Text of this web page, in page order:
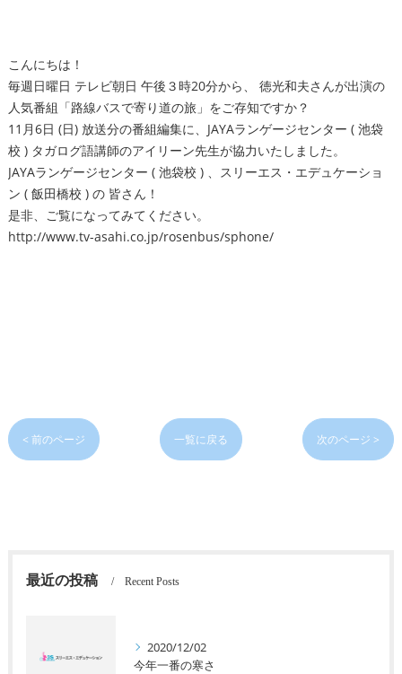
こんにちは！
毎週日曜日 テレビ朝日 午後３時20分から、 徳光和夫さんが出演の
人気番組「路線バスで寄り道の旅」をご存知ですか？
11月6日 (日) 放送分の番組編集に、JAYAランゲージセンター ( 池袋
校 ) タガログ語講師のアイリーン先生が協力いたしました。
JAYAランゲージセンター ( 池袋校 ) 、スリーエス・エデュケーショ
ン ( 飯田橋校 ) の 皆さん！
是非、ご覧になってみてください。
http://www.tv-asahi.co.jp/rosenbus/sphone/
< 前のページ 一覧に戻る 次のページ >
最近の投稿 Recent Posts
2020/12/02
今年一番の寒さ